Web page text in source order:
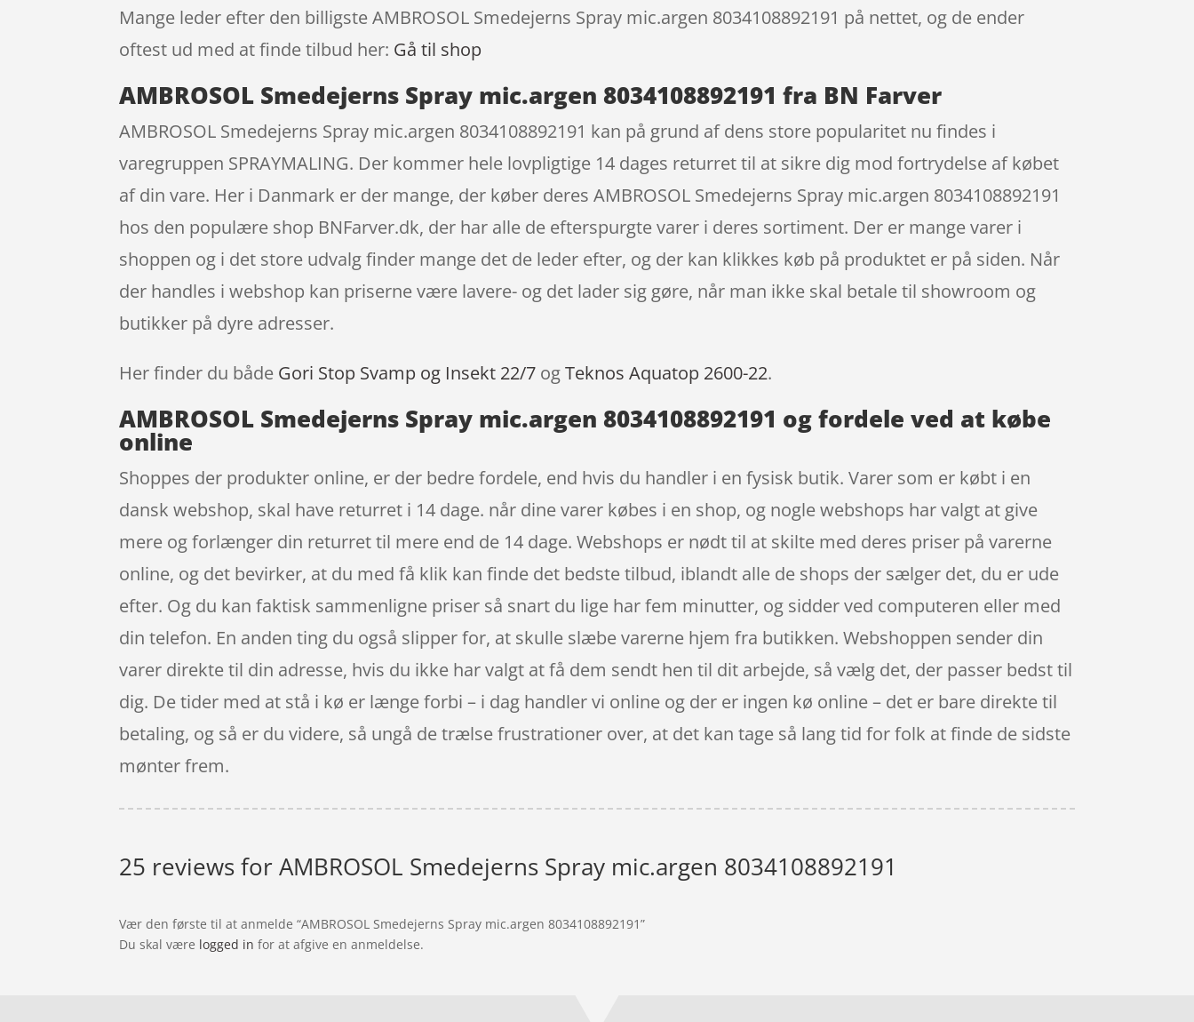
Mange leder efter den billigste AMBROSOL Smedejerns Spray mic.argen 8034108892191 på nettet, og de ender
oftest ud med at finde tilbud her: Gå til shop
AMBROSOL Smedejerns Spray mic.argen 8034108892191 fra BN Farver
AMBROSOL Smedejerns Spray mic.argen 8034108892191 kan på grund af dens store popularitet nu findes i
varegruppen SPRAYMALING. Der kommer hele lovpligtige 14 dages returret til at sikre dig mod fortrydelse af købet
af din vare. Her i Danmark er der mange, der køber deres AMBROSOL Smedejerns Spray mic.argen 8034108892191
hos den populære shop BNFarver.dk, der har alle de efterspurgte varer i deres sortiment. Der er mange varer i
shoppen og i det store udvalg finder mange det de leder efter, og der kan klikkes køb på produktet er på siden. Når
der handles i webshop kan priserne være lavere- og det lader sig gøre, når man ikke skal betale til showroom og
butikker på dyre adresser.
Her finder du både Gori Stop Svamp og Insekt 22/7 ogTeknos Aquatop 2600-22.
AMBROSOL Smedejerns Spray mic.argen 8034108892191 og fordele ved at købe
online
Shoppes der produkter online, er der bedre fordele, end hvis du handler i en fysisk butik. Varer som er købt i en
dansk webshop, skal have returret i 14 dage. når dine varer købes i en shop, og nogle webshops har valgt at give
mere og forlænger din returret til mere end de 14 dage. Webshops er nødt til at skilte med deres priser på varerne
online, og det bevirker, at du med få klik kan finde det bedste tilbud, iblandt alle de shops der sælger det, du er ude
efter. Og du kan faktisk sammenligne priser så snart du lige har fem minutter, og sidder ved computeren eller med
din telefon. En anden ting du også slipper for, at skulle slæbe varerne hjem fra butikken. Webshoppen sender din
varer direkte til din adresse, hvis du ikke har valgt at få dem sendt hen til dit arbejde, så vælg det, der passer bedst til
dig. De tider med at stå i kø er længe forbi – i dag handler vi online og der er ingen kø online – det er bare direkte til
betaling, og så er du videre, så ungå de trælse frustrationer over, at det kan tage så lang tid for folk at finde de sidste
mønter frem.
25 reviews forAMBROSOL Smedejerns Spray mic.argen 8034108892191
Vær den første til at anmelde “AMBROSOL Smedejerns Spray mic.argen 8034108892191”
Du skal være logged in for at afgive en anmeldelse.